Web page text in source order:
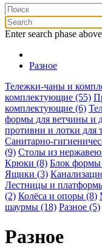
Enter search phase
Разное
Тележки-чаны и
комплектующие (55)
комплектующие (6)
формы для ветчины и
противни и лотки для
Санитарно-
(9) Столы из
Крюки (8) Блок формы
Ящики (3)
Лестницы и
(2) Колёса и опоры (8)
шаурмы (18) Разное (5)
Разное